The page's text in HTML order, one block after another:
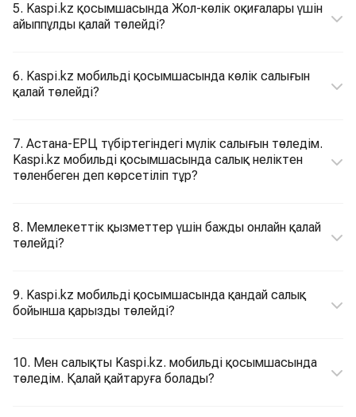
5. Kaspi.kz қосымшасында Жол-көлік оқиғалары үшін
айыппұлды қалай төлейді?
6. Kaspi.kz мобильді қосымшасында көлік салығын
қалай төлейді?
7. Астана-ЕРЦ түбіртегіндегі мүлік салығын төледім.
Kaspi.kz мобильді қосымшасында салық неліктен
төленбеген деп көрсетіліп тұр?
8. Мемлекеттік қызметтер үшін бажды онлайн қалай
төлейді?
9. Kaspi.kz мобильді қосымшасында қандай салық
бойынша қарызды төлейді?
10. Мен салықты Kaspi.kz. мобильді қосымшасында
төледім. Қалай қайтаруға болады?